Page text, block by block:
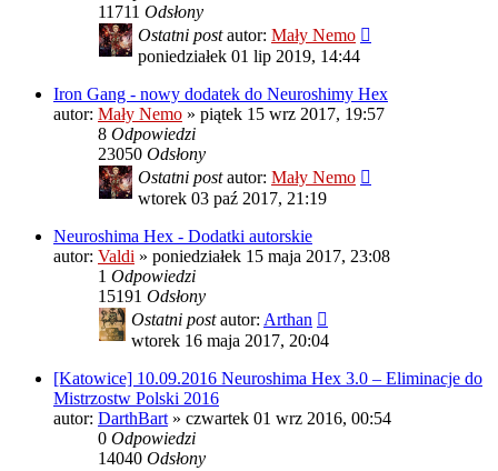
11711 Odsłony
Ostatni postautor: Mały Nemo
poniedziałek 01 lip 2019, 14:44
Iron Gang - nowy dodatek do Neuroshimy Hex
autor: Mały Nemo » piątek 15 wrz 2017, 19:57
8 Odpowiedzi
23050 Odsłony
Ostatni postautor: Mały Nemo
wtorek 03 paź 2017, 21:19
Neuroshima Hex - Dodatki autorskie
autor: Valdi » poniedziałek 15 maja 2017, 23:08
1 Odpowiedzi
15191 Odsłony
Ostatni postautor: Arthan
wtorek 16 maja 2017, 20:04
[Katowice] 10.09.2016 Neuroshima Hex 3.0 – Eliminacje do
Mistrzostw Polski 2016
autor: DarthBart» czwartek 01 wrz 2016, 00:54
0 Odpowiedzi
14040 Odsłony